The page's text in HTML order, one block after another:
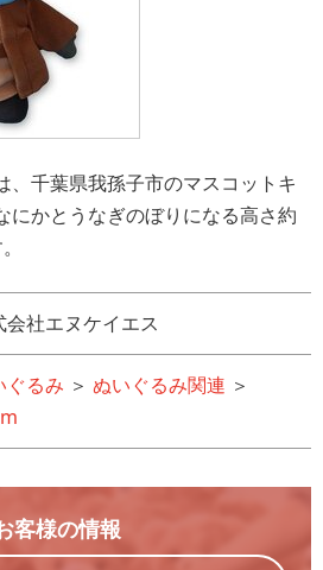
、千葉県我孫子市のマスコットキ
にかとうなぎのぼりになる高さ約
会社エヌケイエス
ぐるみ ＞ ぬいぐるみ関連 ＞
客様の情報